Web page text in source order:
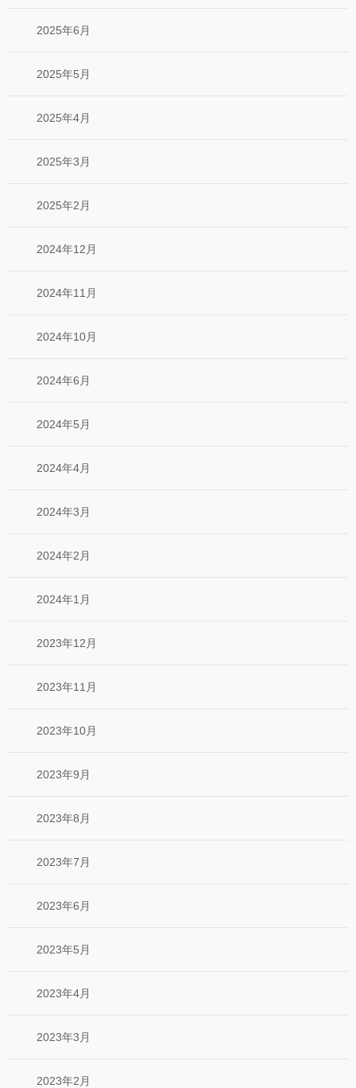
2025年6月
2025年5月
2025年4月
2025年3月
2025年2月
2024年12月
2024年11月
2024年10月
2024年6月
2024年5月
2024年4月
2024年3月
2024年2月
2024年1月
2023年12月
2023年11月
2023年10月
2023年9月
2023年8月
2023年7月
2023年6月
2023年5月
2023年4月
2023年3月
2023年2月